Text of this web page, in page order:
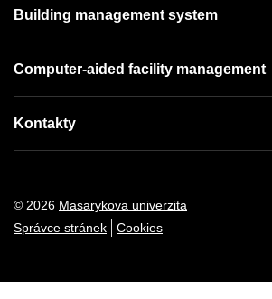
Building management system
Computer-aided facility management
Kontakty
© 2026 Masarykova univerzita
Správce stránek
Cookies